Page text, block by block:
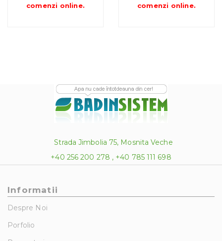
comenzi online.
până
comenzi online.
Strada Jimbolia 75, Mosnita Veche
+40 256 200 278 , +40 785 111 698
Informatii
Despre Noi
Porfolio